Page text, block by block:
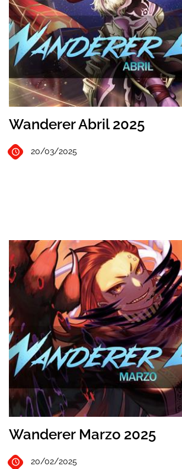
Wanderer Abril 2025
20/03/2025
Wanderer Marzo 2025
20/02/2025